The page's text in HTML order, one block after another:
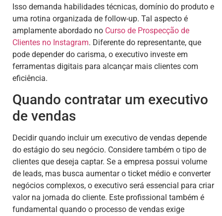
Isso demanda habilidades técnicas, domínio do produto e
uma rotina organizada de follow-up. Tal aspecto é
amplamente abordado no Curso de Prospecção de
Clientes no Instagram. Diferente do representante, que
pode depender do carisma, o executivo investe em
ferramentas digitais para alcançar mais clientes com
eficiência.
Quando contratar um executivo
de vendas
Decidir quando incluir um executivo de vendas depende
do estágio do seu negócio. Considere também o tipo de
clientes que deseja captar. Se a empresa possui volume
de leads, mas busca aumentar o ticket médio e converter
negócios complexos, o executivo será essencial para criar
valor na jornada do cliente. Este profissional também é
fundamental quando o processo de vendas exige